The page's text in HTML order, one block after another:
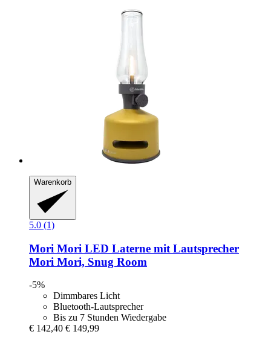
Warenkorb
5.0 (1)
Mori Mori LED Laterne mit Lautsprecher
Mori Mori, Snug Room
-5%
Dimmbares Licht
Bluetooth-Lautsprecher
Bis zu 7 Stunden Wiedergabe
€ 142,40 € 149,99